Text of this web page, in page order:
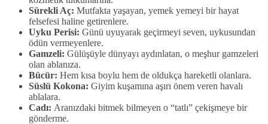
Sürekli Aç: Mutfakta yaşayan, yemek yemeyi bir hayat
felsefesi haline getirenlere.
Uyku Perisi: Günü uyuyarak geçirmeyi seven, uykusundan
ödün vermeyenlere.
Gamzeli: Gülüşüyle dünyayı aydınlatan, o meşhur gamzeleri
olan ablanıza.
Bücür: Hem kısa boylu hem de oldukça hareketli olanlara.
Süslü Kokona: Giyim kuşamına aşırı önem veren havalı
ablalara.
Cadı: Aranızdaki bitmek bilmeyen o “tatlı” çekişmeye bir
gönderme.